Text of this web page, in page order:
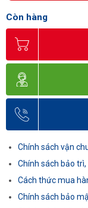
Còn hàng
Chính sách vận
Chính sách bảo
Cách thức mua
Chính sách bảo